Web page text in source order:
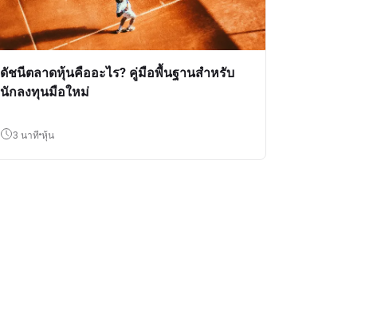
ดัชนีตลาดหุ้นคืออะไร? คู่มือพื้นฐานสำหรับ
นักลงทุนมือใหม่
3 นาที หุ้น